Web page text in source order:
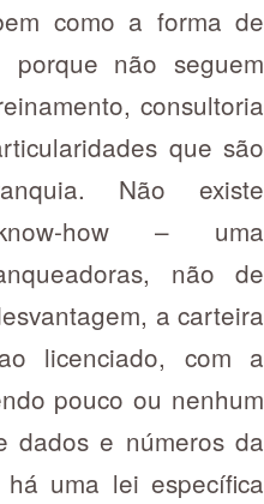
como a forma de
não seguem
consultoria
que são
Não existe
how – uma
não de
a carteira
licenciado, com a
pouco ou nenhum
dados e números da
uma lei específica